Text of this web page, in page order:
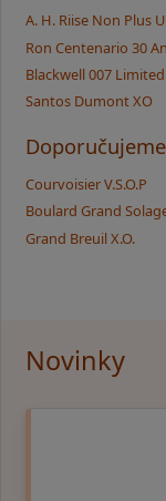
A. H. Riise Non Plus
Ron Centenario 30
Blackwell 007
Santos Dumont XO
Doporučujeme
Courvoisier V.S.O.P
Boulard Grand
Grand Breuil X.O.
Novinky